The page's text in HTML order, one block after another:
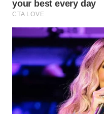
LKKI
KOPEKLIN
PORTAL
KONSUMEN